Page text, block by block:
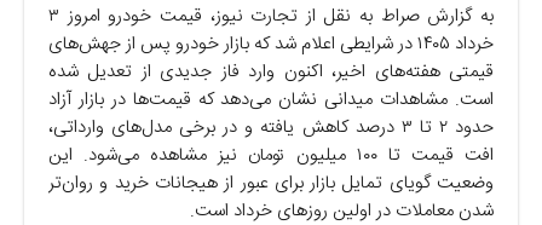
به گزارش صراط به نقل از تجارت نیوز، قیمت خودرو امروز ۳
خرداد ۱۴۰۵ در شرایطی اعلام شد که بازار خودرو پس از جهش‌های
قیمتی هفته‌های اخیر، اکنون وارد فاز جدیدی از تعدیل شده
است. مشاهدات میدانی نشان می‌دهد که قیمت‌ها در بازار آزاد
حدود ۲ تا ۳ درصد کاهش یافته و در برخی مدل‌های وارداتی،
افت قیمت تا ۱۰۰ میلیون تومان نیز مشاهده می‌شود. این
وضعیت گویای تمایل بازار برای عبور از هیجانات خرید و روان‌تر
شدن معاملات در اولین روز‌های خرداد است.